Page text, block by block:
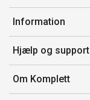
Min side
Ordrehistorik
Gavekort
Information
Salgsbetingelser
Mærker/producent
Fortrydelsesret
Hjælp og support
Kontakt os
Kundeservice
Om Komplett